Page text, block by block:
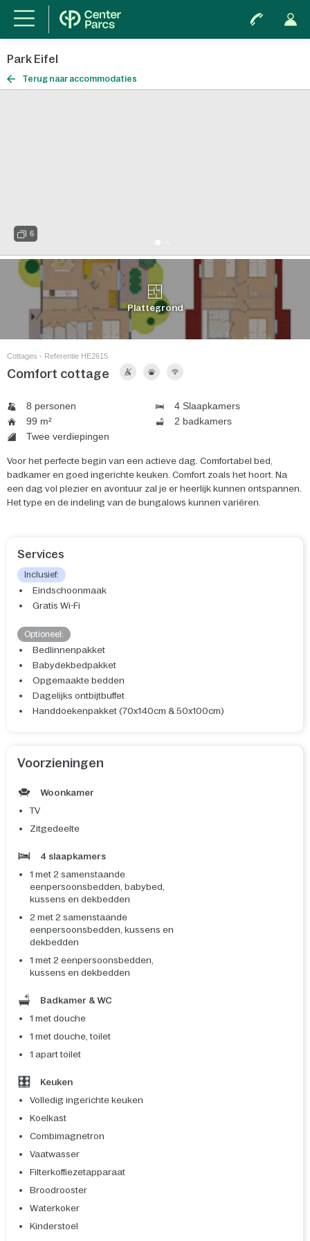
Park Eifel
Terug naar accommodaties
6
Plattegrond
Cottages - Referentie HE2615
Comfort cottage
8 personen
4 Slaapkamers
99 m²
2 badkamers
Twee verdiepingen
Voor het perfecte begin van een actieve dag. Comfortabel bed,
badkamer en goed ingerichte keuken. Comfort zoals het hoort. Na
een dag vol plezier en avontuur zal je er heerlijk kunnen ontspannen.
Het type en de indeling van de bungalows kunnen variëren.
Services
Inclusief:
Eindschoonmaak
Gratis Wi-Fi
Optioneel:
Bedlinnenpakket
Babydekbedpakket
Opgemaakte bedden
Dagelijks ontbijtbuffet
Handdoekenpakket (70x140cm & 50x100cm)
Voorzieningen
Woonkamer
TV
Zitgedeelte
4 slaapkamers
1 met 2 samenstaande
eenpersoonsbedden, babybed,
kussens en dekbedden
2 met 2 samenstaande
eenpersoonsbedden, kussens en
dekbedden
1 met 2 eenpersoonsbedden,
kussens en dekbedden
Badkamer & WC
1 met douche
1 met douche, toilet
1 apart toilet
Keuken
Volledig ingerichte keuken
Koelkast
Combimagnetron
Vaatwasser
Filterkoffiezetapparaat
Broodrooster
Waterkoker
Kinderstoel